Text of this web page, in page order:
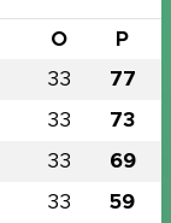
O P
33 77
33 73
33 69
33 59